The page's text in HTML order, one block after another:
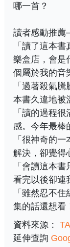
哪一首？
讀者感動推
「讀了這本
樂盒店，會是
個屬於我的音
「過著殺氣
本書久違地被
「讀的過程
感。今年最棒
「很神奇的
解決，卻覺得
「會讀這本
看完以後卻連
「雖然忍不
集的話還想看
資料來源：
延伸查詢